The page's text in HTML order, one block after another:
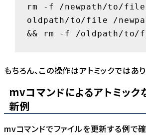
rm -f /newpath/to/
oldpath/to/file /
&& rm -f /oldpath/to/
もちろん、この操作はアトミックではあり
mvコマンドによるアトミック
新例
mvコマンドでファイルを更新する例で確